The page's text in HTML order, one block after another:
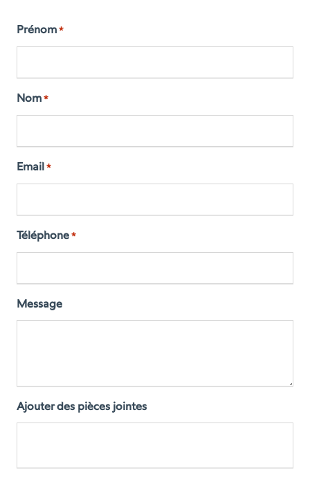
Prénom *
Nom *
Email *
Téléphone *
Message
Ajouter des pièces jointes